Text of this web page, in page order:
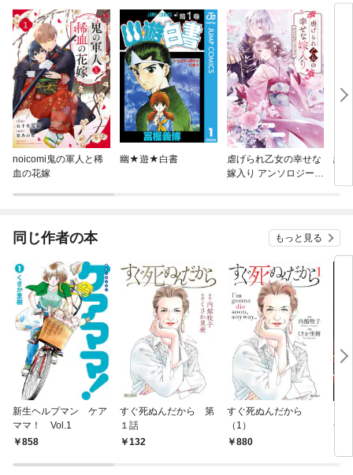
noicomi鬼の軍人と稀
血の花嫁
幽★遊★白書
虐げられ乙女の幸せな
嫁入り アンソロジーコ
結
同じ作者の本 もっと見る
新生ヘルプマン ケア
ママ！ Vol.1
858
すぐ死ぬんだから 第
１話
132
すぐ死ぬんだから
（1）
880
号